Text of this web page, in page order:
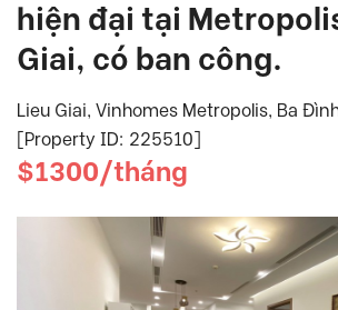
hiện đại tại
Giai, có ban công.
Lieu Giai, Vinhomes Metropolis, Ba
[Property ID: 225510]
$1300/tháng